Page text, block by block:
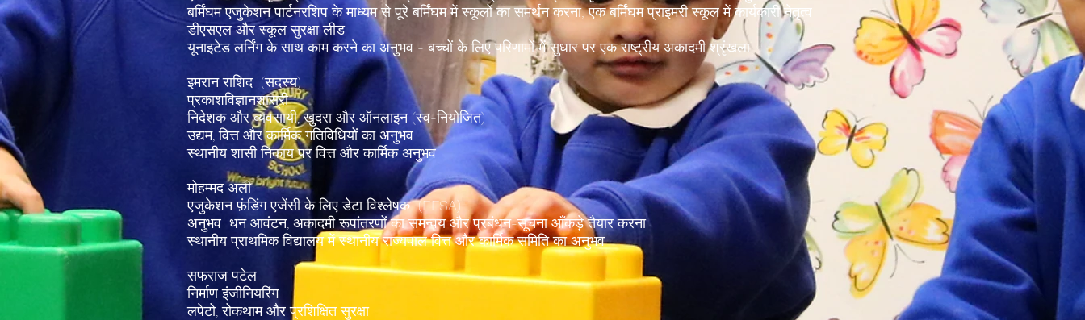
बर्मिंघम एजुकेशन पार्टनरशिप के माध्यम से पूरे बर्मिंघम में स्कूलों का समर्थन करना; एक बर्मिंघम प्राइमरी स्कूल में कार्यकारी नेतृत्व
डीएसएल और स्कूल सुरक्षा लीड
यूनाइटेड लर्निंग के साथ काम करने का अनुभव - बच्चों के लिए परिणामों में सुधार पर एक राष्ट्रीय अकादमी श्रृंखला
इमरान राशिद (सदस्य)
प्रकाशविज्ञानशास्री
निदेशक और व्यवसायी, खुदरा और ऑनलाइन (स्व-नियोजित)
उद्यम, वित्त और कार्मिक गतिविधियों का अनुभव
स्थानीय शासी निकाय पर वित्त और कार्मिक अनुभव
मोहम्मद अली
एजुकेशन फ़ंडिंग एजेंसी के लिए डेटा विश्लेषक (EFSA)
अनुभव धन आवंटन, अकादमी रूपांतरणों का समन्वय और प्रबंधन-सूचना आँकड़े तैयार करना
स्थानीय प्राथमिक विद्यालय में स्थानीय राज्यपाल वित्त और कार्मिक समिति का अनुभव
सफराज पटेल
निर्माण इंजीनियरिंग
लपेटो, रोकथाम और प्रशिक्षित सुरक्षा